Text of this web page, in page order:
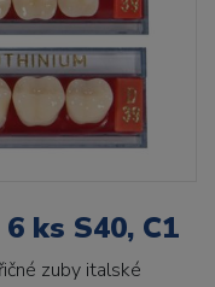
ks S40, C1
zuby italské